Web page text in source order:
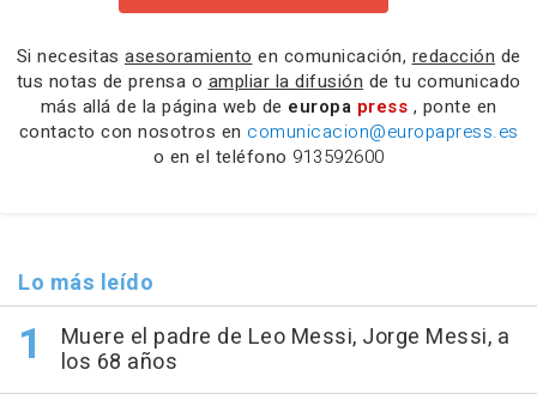
Si necesitas asesoramiento en comunicación, redacción de
tus notas de prensa o ampliar la difusión de tu comunicado
más allá de la página web de europa press , ponte en
contacto con nosotros en comunicacion@europapress.es
o en el teléfono 913592600
Lo más leído
Muere el padre de Leo Messi, Jorge Messi, a
los 68 años